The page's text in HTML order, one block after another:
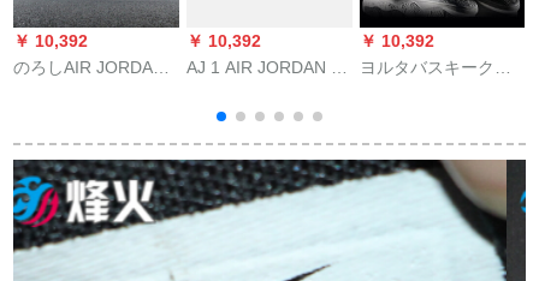
￥ 10,392
のろしAIR JORDAN
384664 384665-060
烟台2仓现物43
￥ 10,392
AJ 1 AIR JORDAN 1
6472 BQ 6472-001
37.5
￥ 10,392
ヨルタバスキークラ
動靴は黒サムレンで
す。ズズ男灰皿/烟色